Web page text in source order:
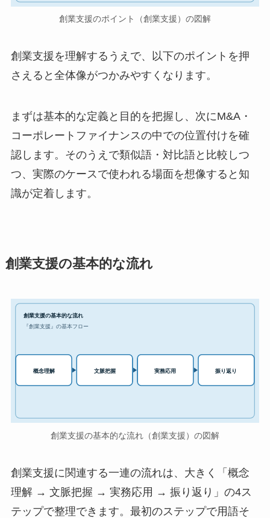
創業支援のポイント（創業支援）の図解
創業支援を理解するうえで、以下のポイントを押
さえると全体像がつかみやすくなります。
まずは基本的な定義と目的を把握し、次にM&A・
コーポレートファイナンスの中での位置付けを確
認します。そのうえで類似語・対比語と比較しつ
つ、実際のケースで使われる場面を想像すると知
識が定着します。
創業支援の基本的な流れ
創業支援の基本的な流れ
『創業支援』の基本フロー
概念理解 文脈把握 実務応用 振り返り
創業支援の基本的な流れ（創業支援）の図解
創業支援に関連する一連の流れは、大きく「概念
理解 → 文脈把握 → 実務応用 → 振り返り」の4ス
テップで整理できます。最初のステップで用語そ